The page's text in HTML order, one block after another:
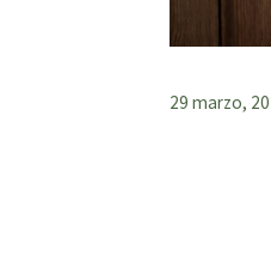
29 marzo,